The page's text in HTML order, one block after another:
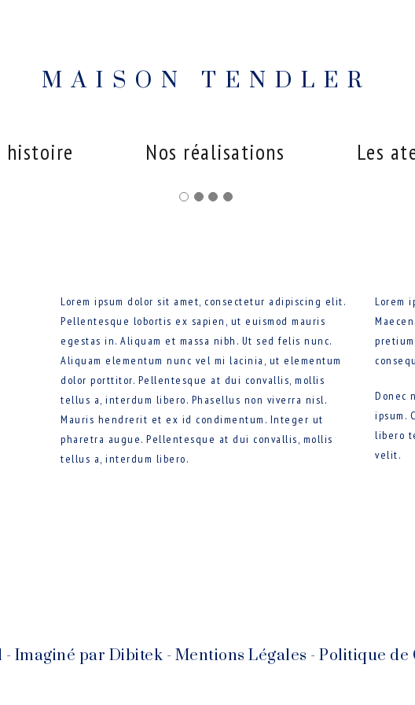
MAISON TENDLER
histoire Nos réalisations Les
Lorem ipsum dolor sit amet, consectetur adipiscing elit.
Pellentesque lobortis ex sapien, ut euismod mauris
egestas in. Aliquam et massa nibh. Ut sed felis nunc.
Aliquam elementum nunc vel mi lacinia, ut elementum
dolor porttitor. Pellentesque at dui convallis, mollis
tellus a, interdum libero. Phasellus non viverra nisl.
Mauris hendrerit et ex id condimentum. Integer ut
pharetra augue. Pellentesque at dui convallis, mollis
tellus a, interdum libero.
Lorem
Donec
ipsum.
libero
velit.
- Imaginé par Dibitek - Mentions Légales - Politique de